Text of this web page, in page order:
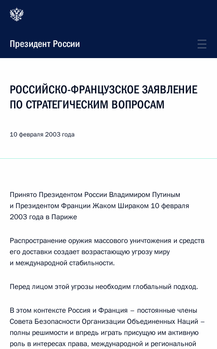
Президент России
РОССИЙСКО-ФРАНЦУЗСКОЕ ЗАЯВЛЕНИЕ
ПО СТРАТЕГИЧЕСКИМ ВОПРОСАМ
10 февраля 2003 года
Принято Президентом России Владимиром Путиным
и Президентом Франции Жаком Шираком 10 февраля
2003 года в Париже
Распространение оружия массового уничтожения и средств
его доставки создает возрастающую угрозу миру
и международной стабильности.
Перед лицом этой угрозы необходим глобальный подход.
В этом контексте Россия и Франция – постоянные члены
Совета Безопасности Организации Объединенных Наций –
полны решимости и впредь играть присущую им активную
роль в интересах права, международной и региональной